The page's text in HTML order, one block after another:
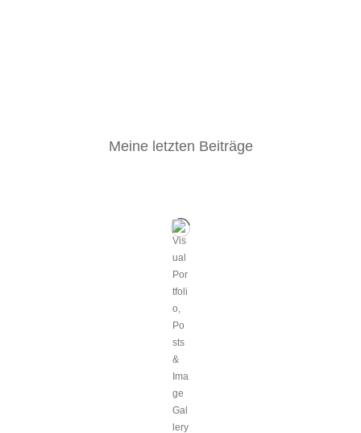
Meine letzten Beiträge